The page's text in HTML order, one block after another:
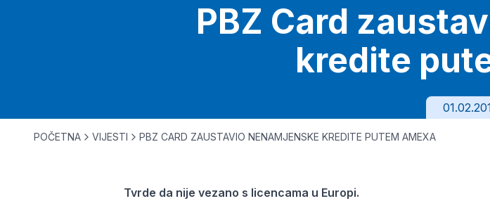
PBZ Card
kredite
POČETNA VIJESTI PBZ CARD ZAUSTAVIO NENAMJENSKE KREDITE PUTEM AMEXA
Tvrde da nije vezano s licencama u Europi.